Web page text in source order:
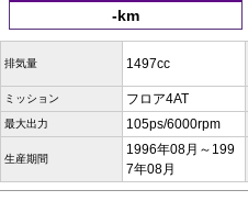
-km
排気量 1497cc
ミッション フロア4AT
最大出力 105ps/6000rpm
生産期間
1996年08月～199
7年08月